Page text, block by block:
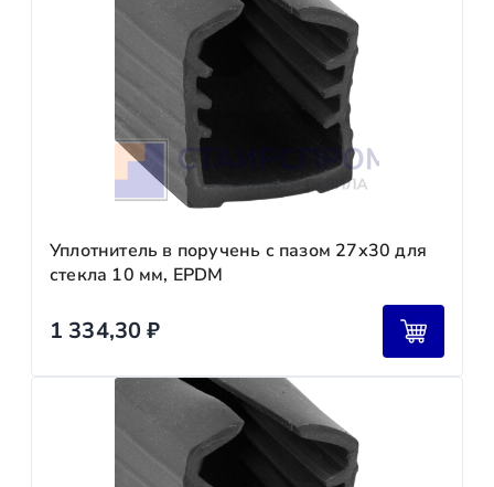
Уплотнитель в поручень с пазом 27х30 для
стекла 10 мм, EPDM
1 334,30₽